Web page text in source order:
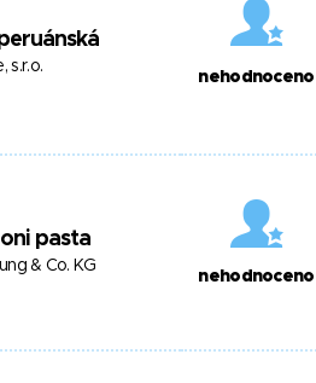
s.r.o.
nehodnoceno
pasta
& Co. KG
nehodnoceno